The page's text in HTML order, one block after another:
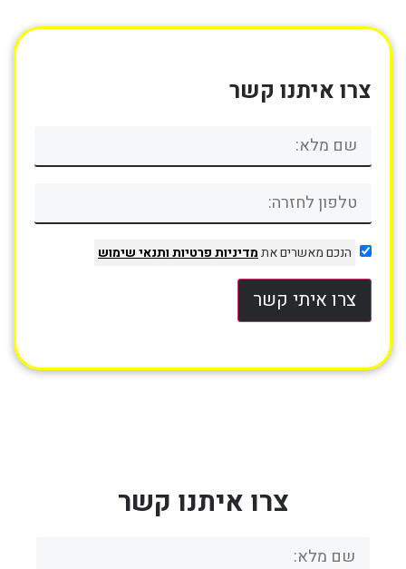
צרו איתנו קשר
הנכם מאשרים אתמדיניות פרטיותותנאי שימוש
צרו איתי קשר
צרו איתנו קשר